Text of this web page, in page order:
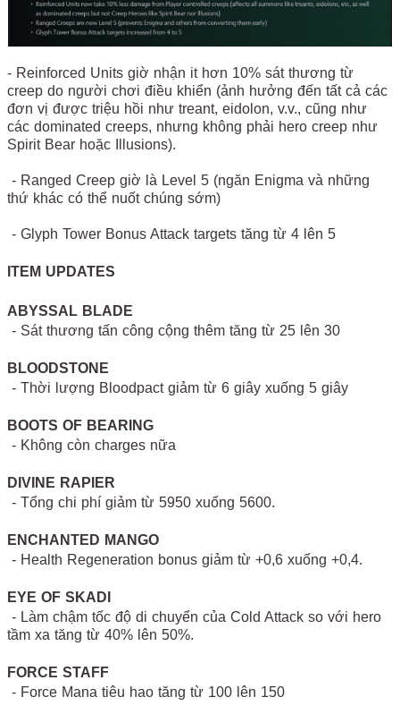
- Reinforced Units giờ nhận it hơn 10% sát thương từ
creep do người chơi điều khiển (ảnh hưởng đến tất cả các
đơn vị được triệu hồi như treant, eidolon, v.v., cũng như
các dominated creeps, nhưng không phải hero creep như
Spirit Bear hoặc Illusions).
- Ranged Creep giờ là Level 5 (ngăn Enigma và những
thứ khác có thể nuốt chúng sớm)
- Glyph Tower Bonus Attack targets tăng từ 4 lên 5
ITEM UPDATES
ABYSSAL BLADE
- Sát thương tấn công cộng thêm tăng từ 25 lên 30
BLOODSTONE
- Thời lượng Bloodpact giảm từ 6 giây xuống 5 giây
BOOTS OF BEARING
- Không còn charges nữa
DIVINE RAPIER
- Tổng chi phí giảm từ 5950 xuống 5600.
ENCHANTED MANGO
- Health Regeneration bonus giảm từ +0,6 xuống +0,4.
EYE OF SKADI
- Làm chậm tốc độ di chuyển của Cold Attack so với hero
tầm xa tăng từ 40% lên 50%.
FORCE STAFF
- Force Mana tiêu hao tăng từ 100 lên 150